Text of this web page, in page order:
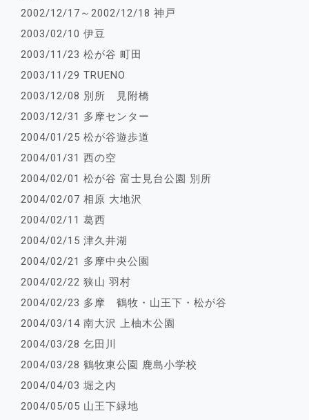
2002/12/17～2002/12/18 神戸
2003/02/10 伊豆
2003/11/23 松が谷 町田
2003/11/29 TRUENO
2003/12/08 別所 見附橋
2003/12/31 多摩センター
2004/01/25 松が谷遊歩道
2004/01/31 西の空
2004/02/01 松が谷 富士見台公園 別所
2004/02/07 相原 大地沢
2004/02/11 葛西
2004/02/15 津久井湖
2004/02/21 多摩中央公園
2004/02/22 狭山 羽村
2004/02/23 多摩 鶴牧・山王下・松が谷
2004/03/14 南大沢 上柚木公園
2004/03/28 乞田川
2004/03/28 鶴牧東公園 鹿島小学校
2004/04/03 堀之内
2004/05/05 山王下緑地